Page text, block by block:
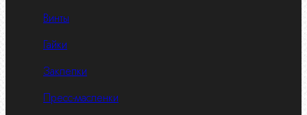
Винты
Гайки
Заклепки
Пресс-масленки